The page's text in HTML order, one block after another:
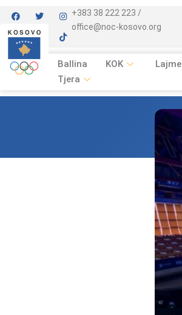
+383 38 222 223 /
office@noc-kosovo.org
Ballina KOK Lajme
Tjera